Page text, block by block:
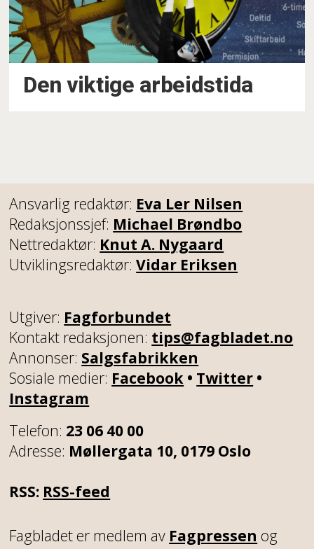
Den viktige arbeidstida
Ansvarlig redaktør: Eva Ler Nilsen
Redaksjonssjef: Michael Brøndbo
Nettredaktør: Knut A. Nygaard
Utviklingsredaktør:Vidar Eriksen
Utgiver: Fagforbundet
Kontakt redaksjonen: tips@fagbladet.no
Annonser: Salgsfabrikken
Sosiale medier: Facebook • Twitter •
Instagram
Telefon: 23 06 40 00
Adresse: Møllergata 10, 0179 Oslo
RSS: RSS-feed
Fagbladet er medlem av Fagpressen og